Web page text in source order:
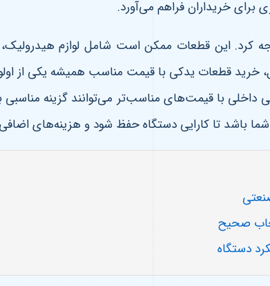
برای خریداران فراهم می‌آورد.
کرد. این قطعات ممکن است شامل لوازم
خرید قطعات یدکی با قیمت مناسب همیشه یکی از
با قیمت‌های مناسب‌تر می‌توانند گزینه مناسبی
باشد تا کارایی دستگاه حفظ شود و هزینه‌های
صحیح
دستگاه